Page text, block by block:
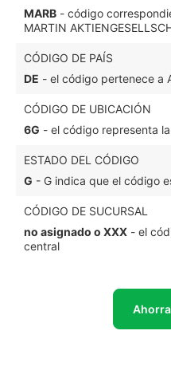
MARB - código
MARTIN
CÓDIGO DE PAÍS
DE - el código pertenece a
CÓDIGO DE UBICACIÓN
6G - el código representa
ESTADO DEL CÓDIGO
G - G indica que el código
CÓDIGO DE SUCURSAL
no asignado o XXX - el
central